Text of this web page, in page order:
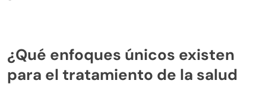
pertenencia, combatiendo el aislamiento. Estas
modificaciones en el estilo de vida actúan como
estrategias complementarias, mejorando los